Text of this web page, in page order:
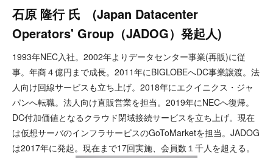
石原 隆行 氏 (Japan Datacenter
Operators' Group（JADOG）発起人)
1993年NEC入社。2002年よりデータセンター事業(再販)に従
事。年商４億円まで成長。2011年にBIGLOBEへDC事業譲渡。法
人向け回線サービスも立ち上げ。2018年にエクイニクス・ジャ
パンへ転職。法人向け直販営業を担当。2019年にNECへ復帰。
DC付加価値となるクラウド閉域接続サービスを立ち上げ。現在
は仮想サーバのインフラサービスのGoToMarketを担当。JADOG
は2017年に発起。現在まで17回実施、会員数１千人を超える。